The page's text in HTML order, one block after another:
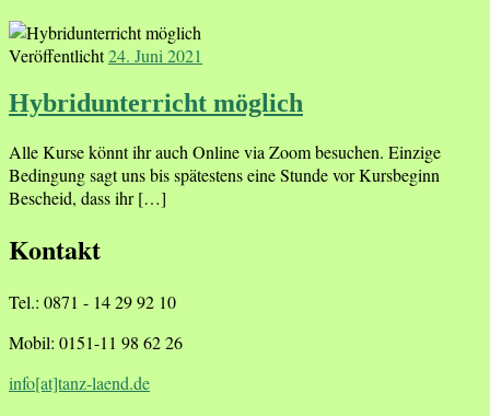
Veröffentlicht24. Juni 2021
Hybridunterricht möglich
Alle Kurse könnt ihr auch Online via Zoom besuchen. Einzige
Bedingung sagt uns bis spätestens eine Stunde vor Kursbeginn
Bescheid, dass ihr […]
Kontakt
Tel.: 0871 - 14 29 92 10
Mobil: 0151-11 98 62 26
info[at]tanz-laend.de